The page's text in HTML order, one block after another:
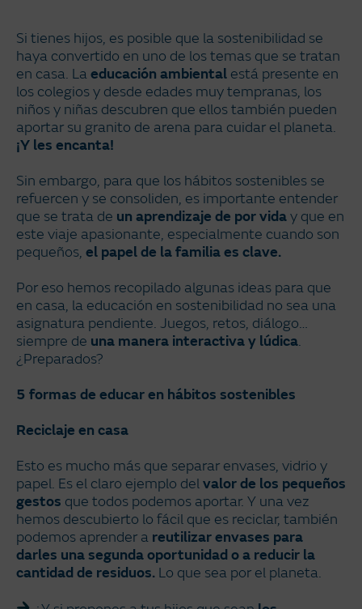
Si tienes hijos, es posible que la sostenibilidad se
haya convertido en uno de los temas que se tratan
en casa. Laeducación ambiental está presente en
los colegios y desde edades muy tempranas, los
niños y niñas descubren que ellos también pueden
aportar su granito de arena para cuidar el planeta.
¡Y les encanta!
Sin embargo, para que los hábitos sostenibles se
refuercen y se consoliden, es importante entender
que se trata de un aprendizaje de por viday que en
este viaje apasionante, especialmente cuando son
pequeños, el papel de la familia es clave.
Por eso hemos recopilado algunas ideas para que
en casa, la educación en sostenibilidad no sea una
asignatura pendiente. Juegos, retos, diálogo…
siempre de una manera interactiva y lúdica.
¿Preparados?
5 formas de educar en hábitos sostenibles
Reciclaje en casa
Esto es mucho más que separar envases, vidrio y
papel. Es el claro ejemplo delvalor de los pequeños
gestos que todos podemos aportar. Y una vez
hemos descubierto lo fácil que es reciclar, también
podemos aprender a reutilizar envases para
darles una segunda oportunidad o a reducir la
cantidad de residuos. Lo que sea por el planeta.